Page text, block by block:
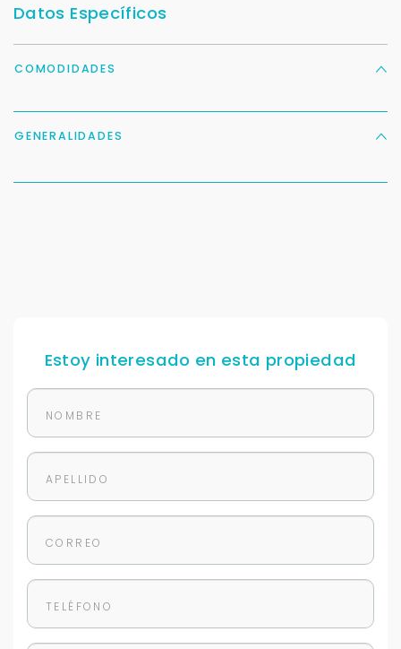
Datos Específicos
COMODIDADES
GENERALIDADES
Estoy interesado en esta propiedad